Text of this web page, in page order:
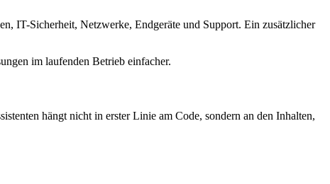
IT-Sicherheit, Netzwerke, Endgeräte und Support. Ein zusätzlicher
im laufenden Betrieb einfacher.
hängt nicht in erster Linie am Code, sondern an den Inhalten,